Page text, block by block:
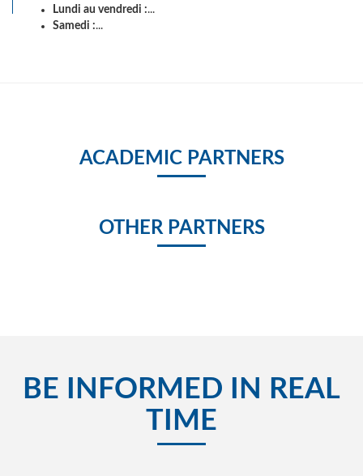
Lundi au vendredi :...
Samedi :...
ACADEMIC PARTNERS
OTHER PARTNERS
BE INFORMED IN REAL
TIME